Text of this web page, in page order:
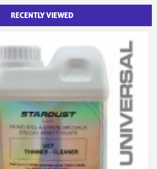
RECENTLY VIEWED